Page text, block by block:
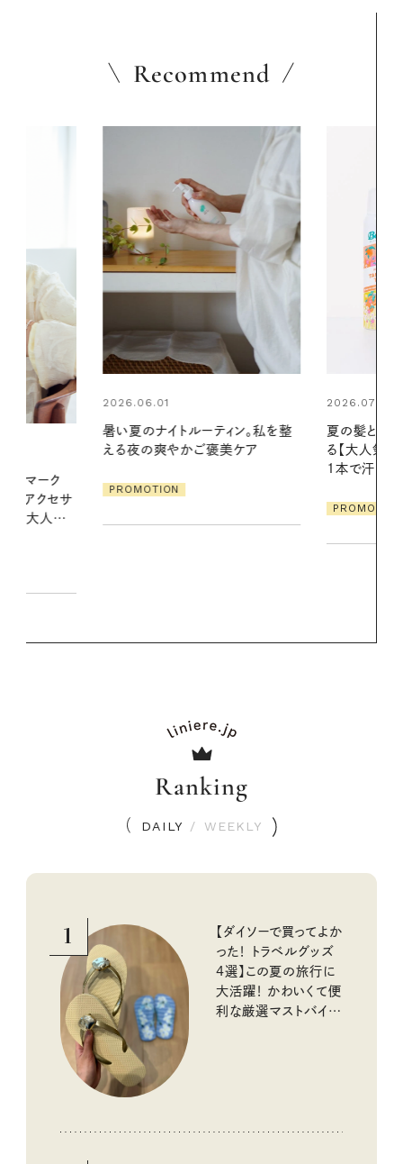
Recommend
2026.07.24
夏の髪と心が瞬時にリフレッシュす
る【大人気のドライシャンプー】 この
2026.06.01
真夏に向け
やりジェルと
地よくうるお
PROMOTION
Ranking
DAILY / WEEKLY
1
【ダイソーで買ってよか
った！ トラベルグッズ
4選】この夏の旅行に
大活躍！ かわいくて便
利な厳選マストバイア